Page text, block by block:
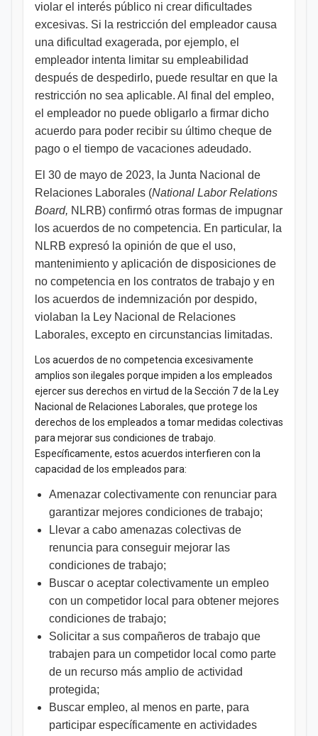
violar el interés público ni crear dificultades
excesivas. Si la restricción del empleador causa
una dificultad exagerada, por ejemplo, el
empleador intenta limitar su empleabilidad
después de despedirlo, puede resultar en que la
restricción no sea aplicable. Al final del empleo,
el empleador no puede obligarlo a firmar dicho
acuerdo para poder recibir su último cheque de
pago o el tiempo de vacaciones adeudado.
El 30 de mayo de 2023, la Junta Nacional de
Relaciones Laborales (National Labor Relations
Board, NLRB) confirmó otras formas de impugnar
los acuerdos de no competencia. En particular, la
NLRB expresó la opinión de que el uso,
mantenimiento y aplicación de disposiciones de
no competencia en los contratos de trabajo y en
los acuerdos de indemnización por despido,
violaban la Ley Nacional de Relaciones
Laborales, excepto en circunstancias limitadas.
Los acuerdos de no competencia excesivamente
amplios son ilegales porque impiden a los empleados
ejercer sus derechos en virtud de la Sección 7 de la Ley
Nacional de Relaciones Laborales, que protege los
derechos de los empleados a tomar medidas colectivas
para mejorar sus condiciones de trabajo.
Específicamente, estos acuerdos interfieren con la
capacidad de los empleados para:
Amenazar colectivamente con renunciar para
garantizar mejores condiciones de trabajo;
Llevar a cabo amenazas colectivas de
renuncia para conseguir mejorar las
condiciones de trabajo;
Buscar o aceptar colectivamente un empleo
con un competidor local para obtener mejores
condiciones de trabajo;
Solicitar a sus compañeros de trabajo que
trabajen para un competidor local como parte
de un recurso más amplio de actividad
protegida;
Buscar empleo, al menos en parte, para
participar específicamente en actividades